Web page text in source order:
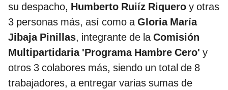
su despacho, Humberto Ruiíz Riquero y otras
3 personas más, así como aGloria María
Jibaja Pinillas, integrante de laComisión
Multipartidaria 'Programa Hambre Cero' y
otros 3 colabores más, siendo un total de 8
trabajadores, a entregar varias sumas de